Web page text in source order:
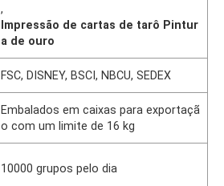
,
Impressão de cartas de tarô Pintur
a de ouro
FSC, DISNEY, BSCI, NBCU, SEDEX
Embalados em caixas para exportaçã
o com um limite de 16 kg
10000 grupos pelo dia